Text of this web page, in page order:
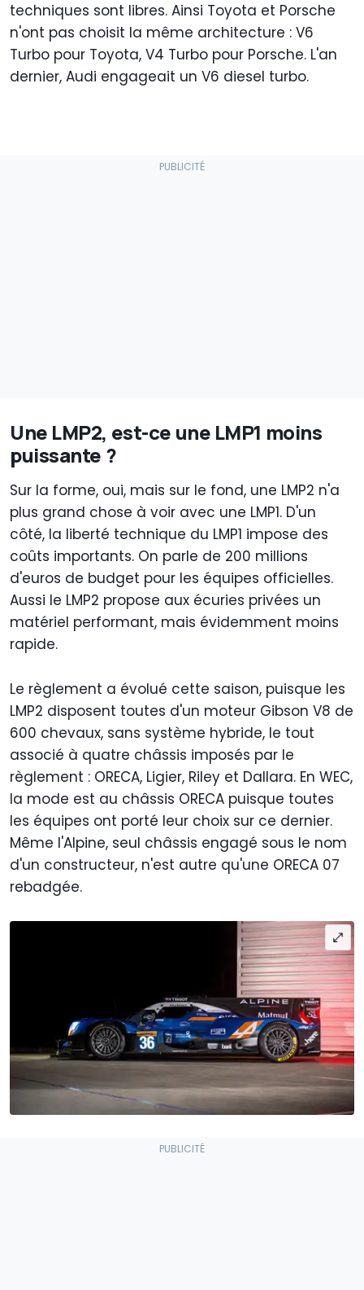
techniques sont libres. Ainsi Toyota et Porsche
n'ont pas choisit la même architecture : V6
Turbo pour Toyota, V4 Turbo pour Porsche. L'an
dernier, Audi engageait un V6 diesel turbo.
Une LMP2, est-ce une LMP1 moins
puissante ?
Sur la forme, oui, mais sur le fond, une LMP2 n'a
plus grand chose à voir avec une LMP1. D'un
côté, la liberté technique du LMP1 impose des
coûts importants. On parle de 200 millions
d'euros de budget pour les équipes officielles.
Aussi le LMP2 propose aux écuries privées un
matériel performant, mais évidemment moins
rapide.
Le règlement a évolué cette saison, puisque les
LMP2 disposent toutes d'un moteur Gibson V8 de
600 chevaux, sans système hybride, le tout
associé à quatre châssis imposés par le
règlement : ORECA, Ligier, Riley et Dallara. En WEC,
la mode est au châssis ORECA puisque toutes
les équipes ont porté leur choix sur ce dernier.
Même l'Alpine, seul châssis engagé sous le nom
d'un constructeur, n'est autre qu'une ORECA 07
rebadgée.